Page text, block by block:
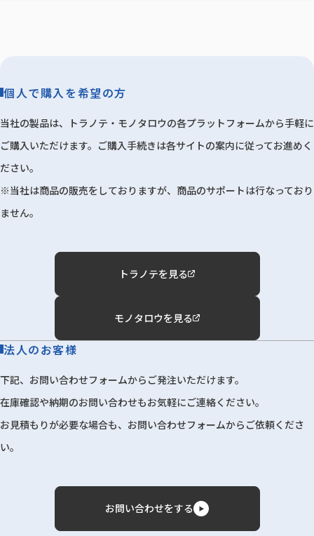
個人で購入を希望の方
当社の製品は、トラノテ・モノタロウの各プラットフォームから手軽に
ご購入いただけます。ご購入手続きは各サイトの案内に従ってお進めく
ださい。
※当社は商品の販売をしておりますが、商品のサポートは行なっており
ません。
トラノテを見る
モノタロウを見る
法人のお客様
下記、お問い合わせフォームからご発注いただけます。
在庫確認や納期のお問い合わせもお気軽にご連絡ください。
お見積もりが必要な場合も、お問い合わせフォームからご依頼くださ
い。
お問い合わせをする